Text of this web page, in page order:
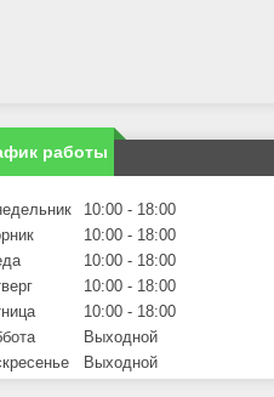
работы
10:00
18:00
10:00
18:00
10:00
18:00
10:00
18:00
10:00
18:00
Выходной
Выходной